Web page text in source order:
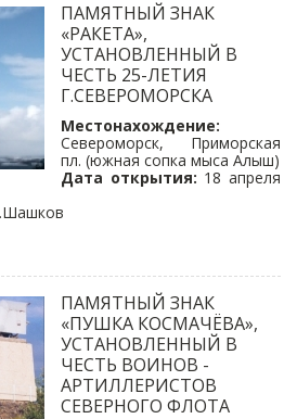
ПАМЯТНЫЙ ЗНАК
«РАКЕТА»,
УСТАНОВЛЕННЫЙ В
ЧЕСТЬ 25-ЛЕТИЯ
Г.СЕВЕРОМОРСКА
Местонахождение:
Североморск, Приморская
пл. (южная сопка мыса Алыш)
Дата открытия: 18 апреля
ПАМЯТНЫЙ ЗНАК
«ПУШКА КОСМАЧЁВА»,
УСТАНОВЛЕННЫЙ В
ЧЕСТЬ ВОИНОВ -
АРТИЛЛЕРИСТОВ
СЕВЕРНОГО ФЛОТА